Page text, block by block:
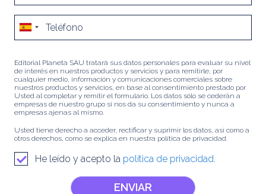
Editorial Planeta SAU tratará sus datos personales para evaluar su nivel
de interés en nuestros productos y servicios y para remitirle, por
cualquier medio, información y comunicaciones comerciales sobre
nuestros productos y servicios, en base al consentimiento prestado por
Usted al completar y remitir el formulario. Los datos sólo se cederán a
empresas de nuestro grupo si nos da su consentimiento y nunca a
empresas ajenas al mismo.
Usted tiene derecho a acceder, rectificar y suprimir los datos, así como a
otros derechos, como se explica en nuestra política de privacidad.
He leído y acepto la política de privacidad.
ENVIAR